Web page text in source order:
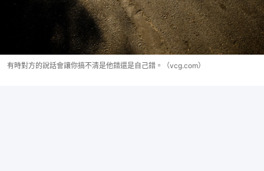
有時對方的說話會讓你搞不清是他錯還是自己錯。（vcg.com）